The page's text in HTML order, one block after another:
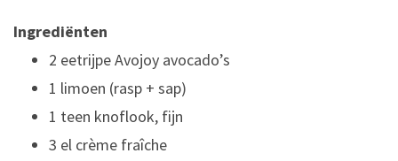
Ingrediënten
2 eetrijpe Avojoy avocado’s
1 limoen (rasp + sap)
1 teen knoflook, fijn
3 el crème fraîche